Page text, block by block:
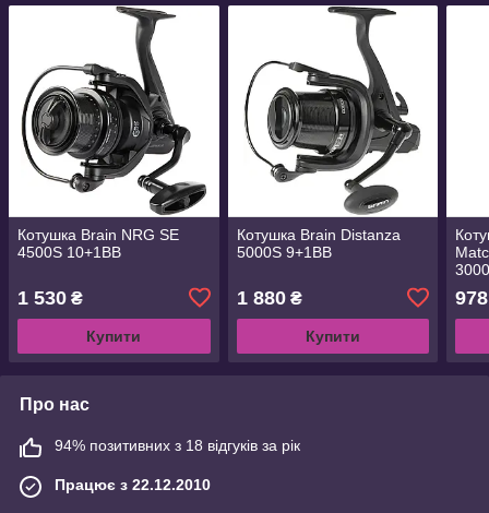
Котушка Brain NRG SE
4500S 10+1BB
1 530 ₴
Купити
Котушка Brain Distanza
5000S 9+1BB
1 880₴
Купити
978
Про нас
94% позитивних з 18 відгуків за рік
Працює з 22.12.2010